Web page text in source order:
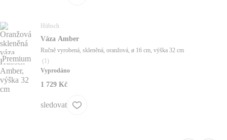
Premium
Hübsch
Váza Amber
Ručně vyrobená, skleněná, oranžová, ø 16 cm, výška 32 cm
(1 )
Vyprodáno
1 729 Kč
sledovat